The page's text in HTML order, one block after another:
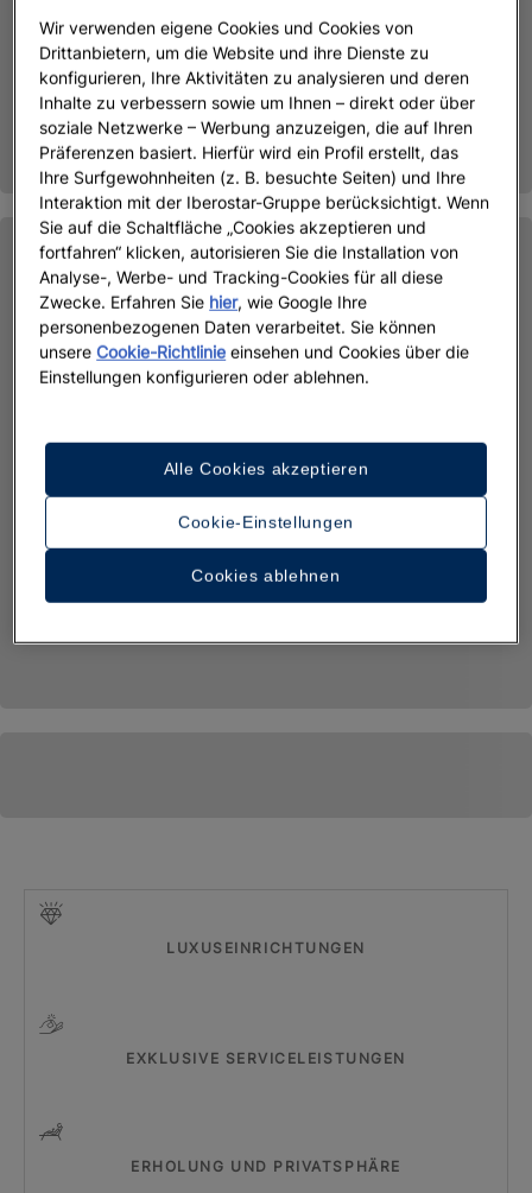
LUXUSEINRICHTUNGEN
EXKLUSIVE SERVICELEISTUNGEN
ERHOLUNG UND PRIVATSPHÄRE
Wir verwenden eigene Cookies und Cookies von
Drittanbietern, um die Website und ihre Dienste zu
konfigurieren, Ihre Aktivitäten zu analysieren und deren
Inhalte zu verbessern sowie um Ihnen – direkt oder über
soziale Netzwerke – Werbung anzuzeigen, die auf Ihren
Präferenzen basiert. Hierfür wird ein Profil erstellt, das
Ihre Surfgewohnheiten (z. B. besuchte Seiten) und Ihre
Interaktion mit der Iberostar-Gruppe berücksichtigt. Wenn
Sie auf die Schaltfläche „Cookies akzeptieren und
fortfahren“ klicken, autorisieren Sie die Installation von
Analyse-, Werbe- und Tracking-Cookies für all diese
Zwecke. Erfahren Sie hier, wie Google Ihre
personenbezogenen Daten verarbeitet. Sie können
unsereCookie-Richtlinie einsehen und Cookies über die
Einstellungen konfigurieren oder ablehnen.
Cookie-Einstellungen
Cookies ablehnen
Alle Cookies akzeptieren